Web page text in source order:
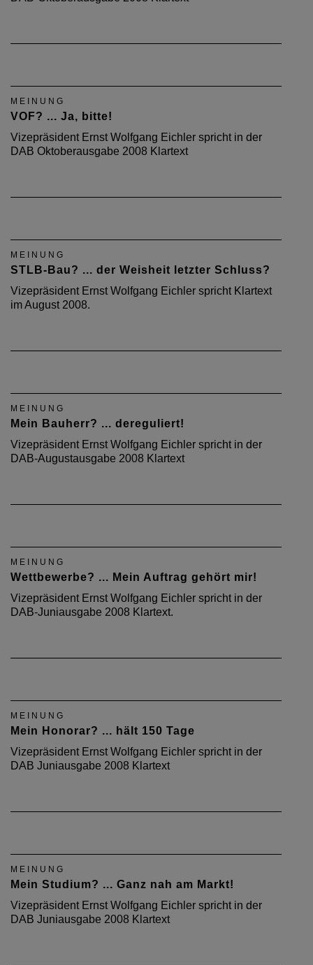
MEINUNG
VOF? ... Ja, bitte!
Vizepräsident Ernst Wolfgang Eichler spricht in der
DAB Oktoberausgabe 2008 Klartext
MEINUNG
STLB-Bau? ... der Weisheit letzter Schluss?
Vizepräsident Ernst Wolfgang Eichler spricht Klartext
im August 2008.
MEINUNG
Mein Bauherr? ... dereguliert!
Vizepräsident Ernst Wolfgang Eichler spricht in der
DAB-Augustausgabe 2008 Klartext
MEINUNG
Wettbewerbe? ... Mein Auftrag gehört mir!
Vizepräsident Ernst Wolfgang Eichler spricht in der
DAB-Juniausgabe 2008 Klartext.
MEINUNG
Mein Honorar? ... hält 150 Tage
Vizepräsident Ernst Wolfgang Eichler spricht in der
DAB Juniausgabe 2008 Klartext
MEINUNG
Mein Studium? ... Ganz nah am Markt!
Vizepräsident Ernst Wolfgang Eichler spricht in der
DAB Juniausgabe 2008 Klartext